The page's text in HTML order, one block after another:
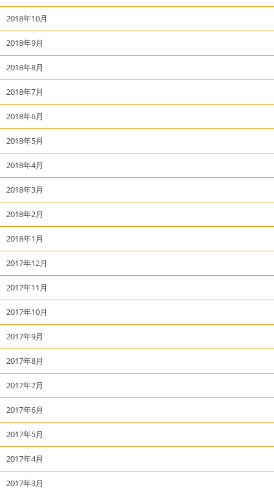
2018年10月
2018年9月
2018年8月
2018年7月
2018年6月
2018年5月
2018年4月
2018年3月
2018年2月
2018年1月
2017年12月
2017年11月
2017年10月
2017年9月
2017年8月
2017年7月
2017年6月
2017年5月
2017年4月
2017年3月